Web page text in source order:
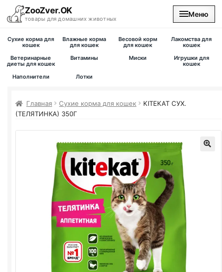
ZooZver.OK
товары для домашних животных
Меню
На главную
Сухие корма для
кошек
Влажные корма
для кошек
Весовой корм
для кошек
Лакомства для
кошек
Ветеринарные
диеты для кошек
Витамины Миски
Игрушки для
кошек
Наполнители
Лотки
Главная Сухие корма для кошек
KITEKAT СУХ.
(ТЕЛЯТИНКА) 350Г